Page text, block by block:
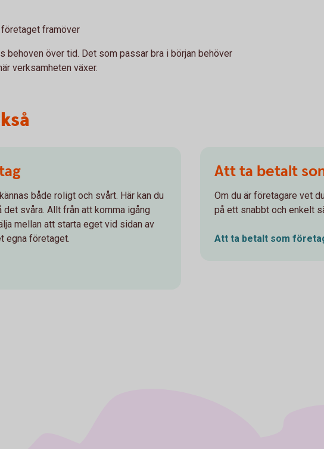
företaget framöver
behoven över tid. Det som passar bra i början behöver
verksamheten växer.
både roligt och svårt. Här kan du
svåra. Allt från att komma igång
mellan att starta eget vid sidan av
egna företaget.
Att ta betalt
Om du är företagare vet
på ett snabbt och enkelt
Att ta betalt som